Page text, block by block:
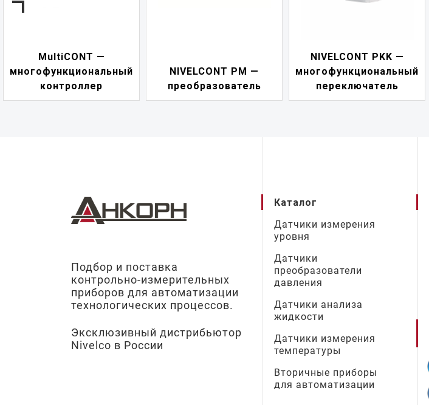
MultiCONT —
многофункциональный
контроллер
NIVELCONT PM —
преобразователь
NIVELCONT PKK —
многофункциональный
переключатель
Подбор и поставка
контрольно-измерительных
приборов для автоматизации
технологических процессов.
Эксклюзивный дистрибьютор
Nivelco в России
Каталог
Датчики измерения
уровня
Датчики
преобразователи
давления
Датчики анализа
жидкости
Датчики измерения
температуры
Вторичные приборы
для автоматизации